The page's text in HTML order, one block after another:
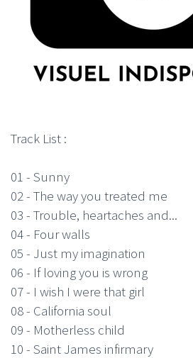
Track List :
01 - Sunny
02 - The way you treated me
03 - Trouble, heartaches and...
04 - Four walls
05 - Just my imagination
06 - If loving you is wrong
07 - I wish I were that girl
08 - California soul
09 - Motherless child
10 - Saint James infirmary